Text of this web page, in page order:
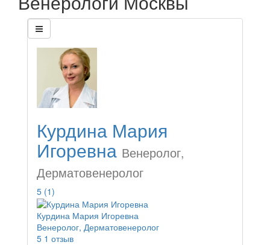
Курдина Мария
Игоревна Венеролог,
Дерматовенеролог
5 (1)
Курдина Мария Игоревна
Венеролог, Дерматовенеролог
5 1 отзыв